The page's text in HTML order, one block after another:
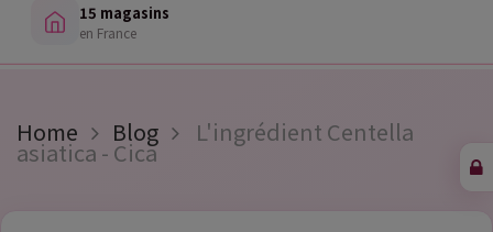
15 magasins
en France
Home Blog L'ingrédient Centella
asiatica - Cica